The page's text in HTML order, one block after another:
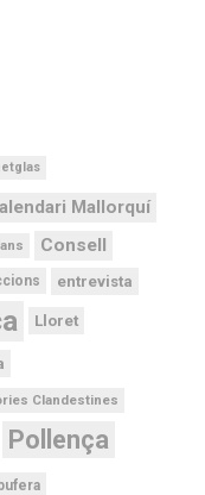
Mallorquí
Consell
entrevista
Lloret
Clandestines
Pollença